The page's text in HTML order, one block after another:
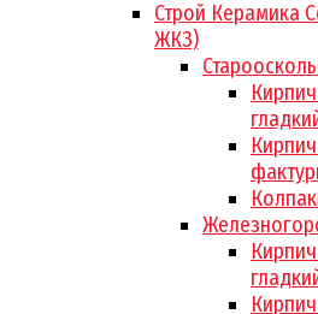
Строй Керамика
ЖКЗ)